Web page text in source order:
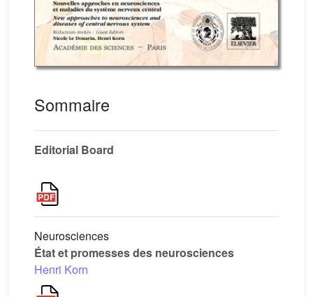
Sommaire
Editorial Board
Neurosciences
État et promesses des neurosciences
Henri Korn